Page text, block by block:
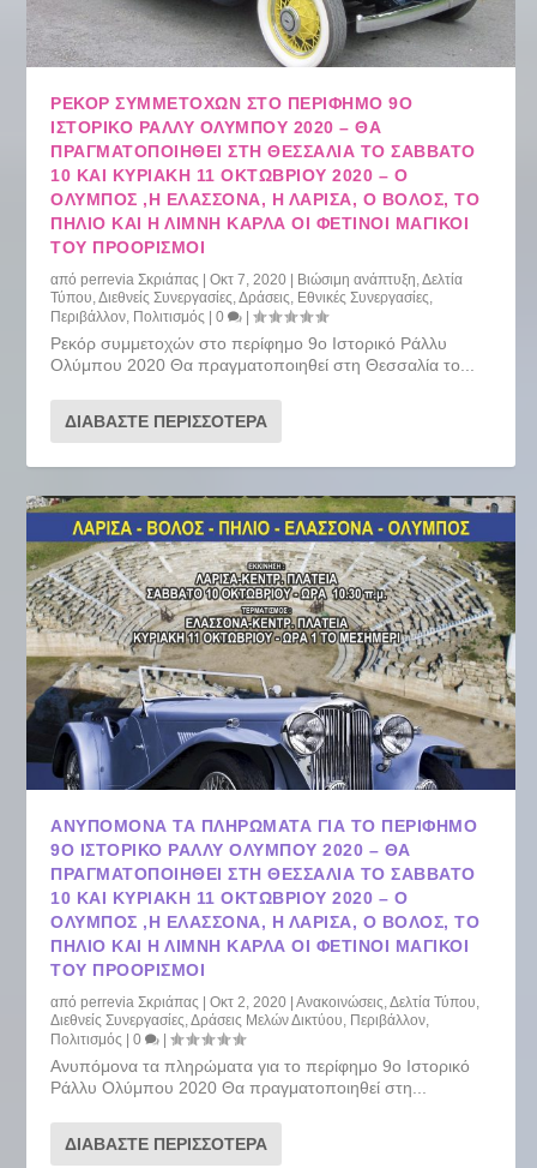
ΡΕΚΌΡ ΣΥΜΜΕΤΟΧΏΝ ΣΤΟ ΠΕΡΊΦΗΜΟ 9Ο
ΙΣΤΟΡΙΚΌ ΡΆΛΛΥ ΟΛΎΜΠΟΥ 2020 – ΘΑ
ΠΡΑΓΜΑΤΟΠΟΙΗΘΕΊ ΣΤΗ ΘΕΣΣΑΛΊΑ ΤΟ ΣΆΒΒΑΤΟ
10 ΚΑΙ ΚΥΡΙΑΚΉ 11 ΟΚΤΩΒΡΊΟΥ 2020 – Ο
ΌΛΥΜΠΟΣ ,Η ΕΛΑΣΣΌΝΑ, Η ΛΆΡΙΣΑ, Ο ΒΌΛΟΣ, ΤΟ
ΠΉΛΙΟ ΚΑΙ Η ΛΊΜΝΗ ΚΆΡΛΑ ΟΙ ΦΕΤΙΝΟΊ ΜΑΓΙΚΟΊ
ΤΟΥ ΠΡΟΟΡΙΣΜΟΊ
απόperrevia Σκριάπας |Οκτ 7, 2020 Βιώσιμη ανάπτυξη,Δελτία
Τύπου,Διεθνείς Συνεργασίες,Δράσεις, Εθνικές Συνεργασίες,
Περιβάλλον, Πολιτισμός |0 |
Ρεκόρ συμμετοχών στο περίφημο 9ο Ιστορικό Ράλλυ
Ολύμπου 2020 Θα πραγματοποιηθεί στη Θεσσαλία το...
ΔΙΑΒΆΣΤΕ ΠΕΡΙΣΣΌΤΕΡΑ
ΑΝΥΠΌΜΟΝΑ ΤΑ ΠΛΗΡΏΜΑΤΑ ΓΙΑ ΤΟ ΠΕΡΊΦΗΜΟ
9Ο ΙΣΤΟΡΙΚΌ ΡΆΛΛΥ ΟΛΎΜΠΟΥ 2020 – ΘΑ
ΠΡΑΓΜΑΤΟΠΟΙΗΘΕΊ ΣΤΗ ΘΕΣΣΑΛΊΑ ΤΟ ΣΆΒΒΑΤΟ
10 ΚΑΙ ΚΥΡΙΑΚΉ 11 ΟΚΤΩΒΡΊΟΥ 2020 – Ο
ΌΛΥΜΠΟΣ ,Η ΕΛΑΣΣΌΝΑ, Η ΛΆΡΙΣΑ, Ο ΒΌΛΟΣ, ΤΟ
ΠΉΛΙΟ ΚΑΙ Η ΛΊΜΝΗ ΚΆΡΛΑ ΟΙ ΦΕΤΙΝΟΊ ΜΑΓΙΚΟΊ
ΤΟΥ ΠΡΟΟΡΙΣΜΟΊ
απόperrevia Σκριάπας |Οκτ 2, 2020 |Ανακοινώσεις ,Δελτία Τύπου
Διεθνείς Συνεργασίες ,Δράσεις Μελών Δικτύου Περιβάλλον
Πολιτισμός |0 |
Ανυπόμονα τα πληρώματα για το περίφημο 9ο Ιστορικό
Ράλλυ Ολύμπου 2020 Θα πραγματοποιηθεί στη...
ΔΙΑΒΆΣΤΕ ΠΕΡΙΣΣΌΤΕΡΑ